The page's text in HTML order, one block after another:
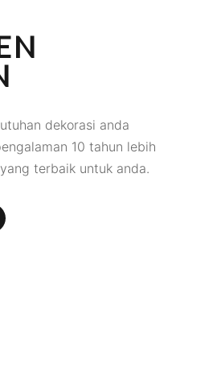
dekorasi anda
10 tahun lebih
terbaik untuk anda.